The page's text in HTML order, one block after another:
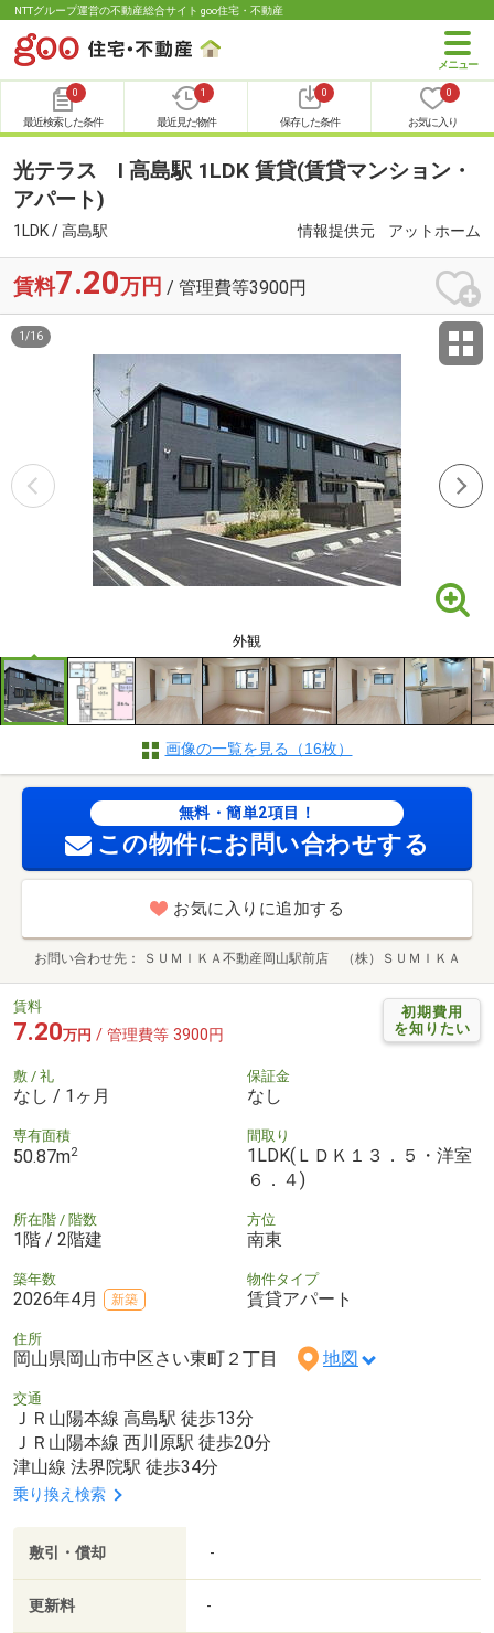
NTTグループ運営の不動産総合サイト goo住宅・不動産
0
最近検索した条件
1
最近見た物件
0
保存した条件
0
お気に入り
光テラス Ⅰ 高島駅 1LDK 賃貸(賃貸マンション・
アパート)
1LDK / 高島駅 情報提供元 アットホーム
賃料7.20万円 / 管理費等3900円
外観
1 /16
画像の一覧を見る（16枚）
無料・簡単2項目！
この物件にお問い合わせする
お気に入りに追加する
お問い合わせ先 ＳＵＭＩＫＡ不動産岡山駅前店 （株）ＳＵＭＩＫＡ
初期費用
を知りたい
賃料
7.20万円 / 管理費等 3900円
敷 / 礼
なし / 1ヶ月
保証金
なし
専有面積
50.87m2
間取り
1LDK(ＬＤＫ１３．５・洋室
６．４)
所在階 / 階数
1階 / 2階建
方位
南東
築年数
2026年4月 新築
物件タイプ
賃貸アパート
住所
岡山県岡山市中区さい東町２丁目 地図
交通
ＪＲ山陽本線 高島駅 徒歩13分
ＪＲ山陽本線 西川原駅 徒歩20分
津山線 法界院駅 徒歩34分
乗り換え検索
敷引・償却 -
更新料 -